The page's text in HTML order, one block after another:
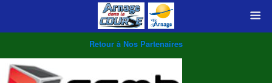
Retour à Nos Partenaires